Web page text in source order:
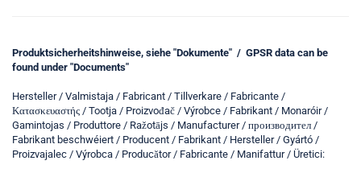
Produktsicherheitshinweise, siehe "Dokumente" / GPSR data can be
found under "Documents"
Hersteller / Valmistaja / Fabricant / Tillverkare / Fabricante /
Κατασκευαστής / Tootja / Proizvođač / Výrobce / Fabrikant / Monaróir /
Gamintojas / Produttore / Ražotājs / Manufacturer / производител /
Fabrikant beschwéiert / Producent / Fabrikant / Hersteller / Gyártó /
Proizvajalec / Výrobca / Producător / Fabricante / Manifattur / Üretici: